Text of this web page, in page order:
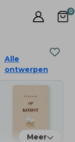
0
Alle
ontwerpen
Meer